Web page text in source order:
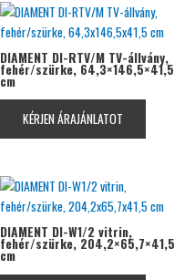
DIAMENT DI-RTV/M TV-állvány,
fehér/szürke, 64,3×146,5×41,5
cm
KÉRJEN ÁRAJÁNLATOT
DIAMENT DI-W1/2 vitrin,
fehér/szürke, 204,2×65,7×41,5
cm